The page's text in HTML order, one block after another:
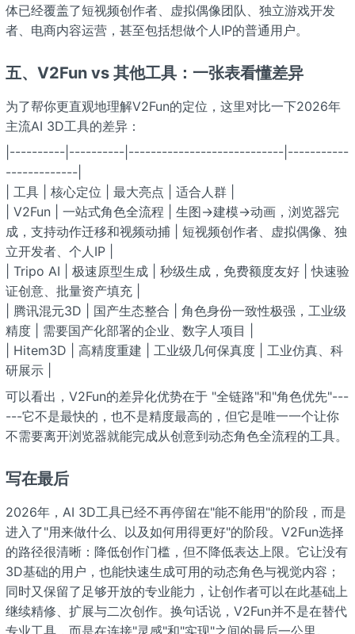
体已经覆盖了短视频创作者、虚拟偶像团队、独立游戏开发
者、电商内容运营，甚至包括想做个人IP的普通用户。
五、V2Fun vs 其他工具：一张表看懂差异
为了帮你更直观地理解V2Fun的定位，这里对比一下2026年
主流AI 3D工具的差异：
|----------|----------|----------------------------|-----------
-------------|
| 工具 | 核心定位 | 最大亮点 | 适合人群 |
| V2Fun | 一站式角色全流程 | 生图→建模→动画，浏览器完
成，支持动作迁移和视频动捕 | 短视频创作者、虚拟偶像、独
立开发者、个人IP |
| Tripo AI | 极速原型生成 | 秒级生成，免费额度友好 | 快速验
证创意、批量资产填充 |
| 腾讯混元3D | 国产生态整合 | 角色身份一致性极强，工业级
精度 | 需要国产化部署的企业、数字人项目 |
| Hitem3D | 高精度重建 | 工业级几何保真度 | 工业仿真、科
研展示 |
可以看出，V2Fun的差异化优势在于 "全链路"和"角色优先"---
---它不是最快的，也不是精度最高的，但它是唯一一个让你
不需要离开浏览器就能完成从创意到动态角色全流程的工具。
写在最后
2026年，AI 3D工具已经不再停留在"能不能用"的阶段，而是
进入了"用来做什么、以及如何用得更好"的阶段。V2Fun选择
的路径很清晰：降低创作门槛，但不降低表达上限。它让没有
3D基础的用户，也能快速生成可用的动态角色与视觉内容；
同时又保留了足够开放的专业能力，让创作者可以在此基础上
继续精修、扩展与二次创作。换句话说，V2Fun并不是在替代